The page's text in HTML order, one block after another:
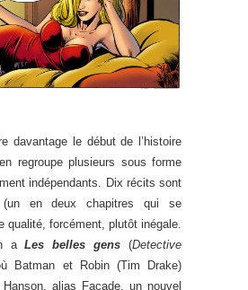
davantage le début de l’histoire
regroupe plusieurs sous forme
indépendants. Dix récits sont
(un en deux chapitres qui se
qualité, forcément, plutôt inégale.
aLes belles gens (Detective
Batman et Robin (Tim Drake)
alias Façade, un nouvel